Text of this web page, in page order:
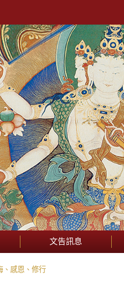
文告訊息
、感恩、修行